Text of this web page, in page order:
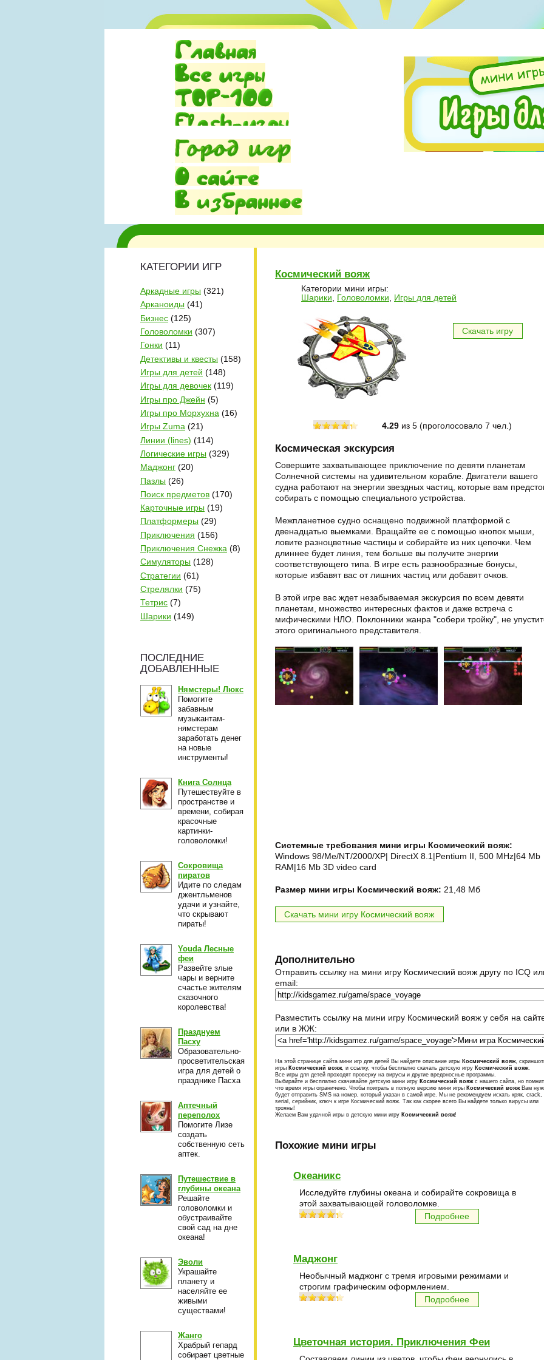
КАТЕГОРИИ ИГР
Аркадные игры (321)
Арканоиды (41)
Бизнес (125)
Головоломки (307)
Гонки (11)
Детективы и квесты (158)
Игры для детей (148)
Игры для девочек (119)
Игры про Джейн (5)
Игры про Морхухна (16)
Игры Zuma (21)
Линии (lines) (114)
Логические игры (329)
Маджонг (20)
Пазлы (26)
Поиск предметов (170)
Карточные игры (19)
Платформеры (29)
Приключения (156)
Приключения Снежка (8)
Симуляторы (128)
Стратегии (61)
Стрелялки (75)
Тетрис (7)
Шарики (149)
ПОСЛЕДНИЕ
ДОБАВЛЕННЫЕ
Нямстеры! Люкс
Помогите
забавным
музыкантам-
нямстерам
заработать денег
на новые
инструменты!
Книга Солнца
Путешествуйте в
пространстве и
времени, собирая
красочные
картинки-
головоломки!
Сокровища
пиратов
Идите по следам
джентльменов
удачи и узнайте,
что скрывают
пираты!
Youda Лесные
феи
Развейте злые
чары и верните
счастье жителям
сказочного
королевства!
Празднуем
Пасху
Образовательно-
просветительская
игра для детей о
празднике Пасха
Аптечный
переполох
Помогите Лизе
создать
собственную сеть
аптек.
Путешествие в
глубины океана
Решайте
головоломки и
обустраивайте
свой сад на дне
океана!
Эволи
Украшайте
планету и
населяйте ее
живыми
существами!
Жанго
Храбрый гепард
собирает цветные
Космический вояж
Категории мини игры:
Шарики
Головоломки Игры для детей
Скачать игру
4.29 из 5 (проголосовалo 7 чел.)
Космическая экскурсия
Совершите захватывающее приключение по девяти планетам
Солнечной системы на удивительном корабле. Двигатели вашего
судна работают на энергии звездных частиц, которые вам
собирать с помощью специального устройства.
Межпланетное судно оснащено подвижной платформой с
двенадцатью выемками. Вращайте ее с помощью кнопок мыши,
ловите разноцветные частицы и собирайте из них цепочки. Чем
длиннее будет линия, тем больше вы получите энергии
соответствующего типа. В игре есть разнообразные бонусы,
которые избавят вас от лишних частиц или добавят очков.
В этой игре вас ждет незабываемая экскурсия по всем девяти
планетам, множество интересных фактов и даже встреча с
мифическими НЛО. Поклонники жанра "собери тройку", не
этого оригинального представителя.
Системные требования мини игры Космический вояж:
Windows 98/Me/NT/2000/XP| DirectX 8.1|Pentium II, 500 MHz|64 Mb
RAM|16 Mb 3D video card
Размер мини игры Космический вояж: 21,48 Мб
Скачать мини игру Космический вояж
Дополнительно
Отправить ссылку на мини игру Космический вояж другу по ICQ
email:
Разместить ссылку на мини игру Космический вояж у себя на
или в ЖЖ:
На этой странице сайта мини игр для детей Вы найдете описание игры Космический вояж,
игры Космический вояж, и ссылку, чтобы бесплатно скачать детскую игру Космический вояж.
Все игры для детей проходят проверку на вирусы и другие вредоносные программы.
Выбирайте и бесплатно скачивайте детскую мини игру Космический вояжс нашего сайта, но
что время игры ограничено. Чтобы поиграть в полную версию мини игры Космический вояжВам
будет отправить SMS на номер, который указан в самой игре. Мы не рекомендуем искать кряк, crack,
serial, серийник, ключ к игре Космический вояж. Так как скорее всего Вы найдете только вирусы или
трояны!
Желаем Вам удачной игры в детскую мини игру Космический вояж!
Похожие мини игры
Океаникс
Исследуйте глубины океана и собирайте сокровища в
этой захватывающей головоломке.
Подробнее
Маджонг
Необычный маджонг с тремя игровыми режимами и
строгим графическим оформлением.
Подробнее
Цветочная история. Приключения Феи